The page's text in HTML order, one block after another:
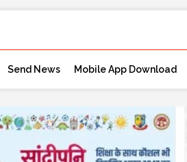
Send News Mobile App Download